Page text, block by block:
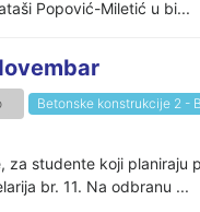
Popović-Miletić u bi...
Betonske konstrukcije 2 -
studente koji
br. 11. Na odbranu ...